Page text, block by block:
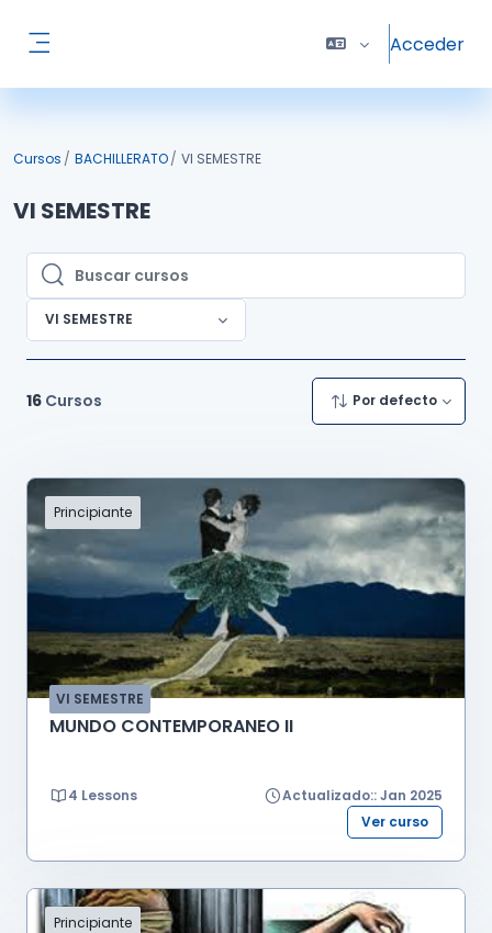
Acceder
Cursos BACHILLERATO VI SEMESTRE
VI SEMESTRE
Buscar cursos
Buscar cursos
VI SEMESTRE
16 Cursos Por defecto
Principiante
VI SEMESTRE
MUNDO CONTEMPORANEO II
4 Lessons
Actualizado:: Jan 2025
Ver curso
Principiante